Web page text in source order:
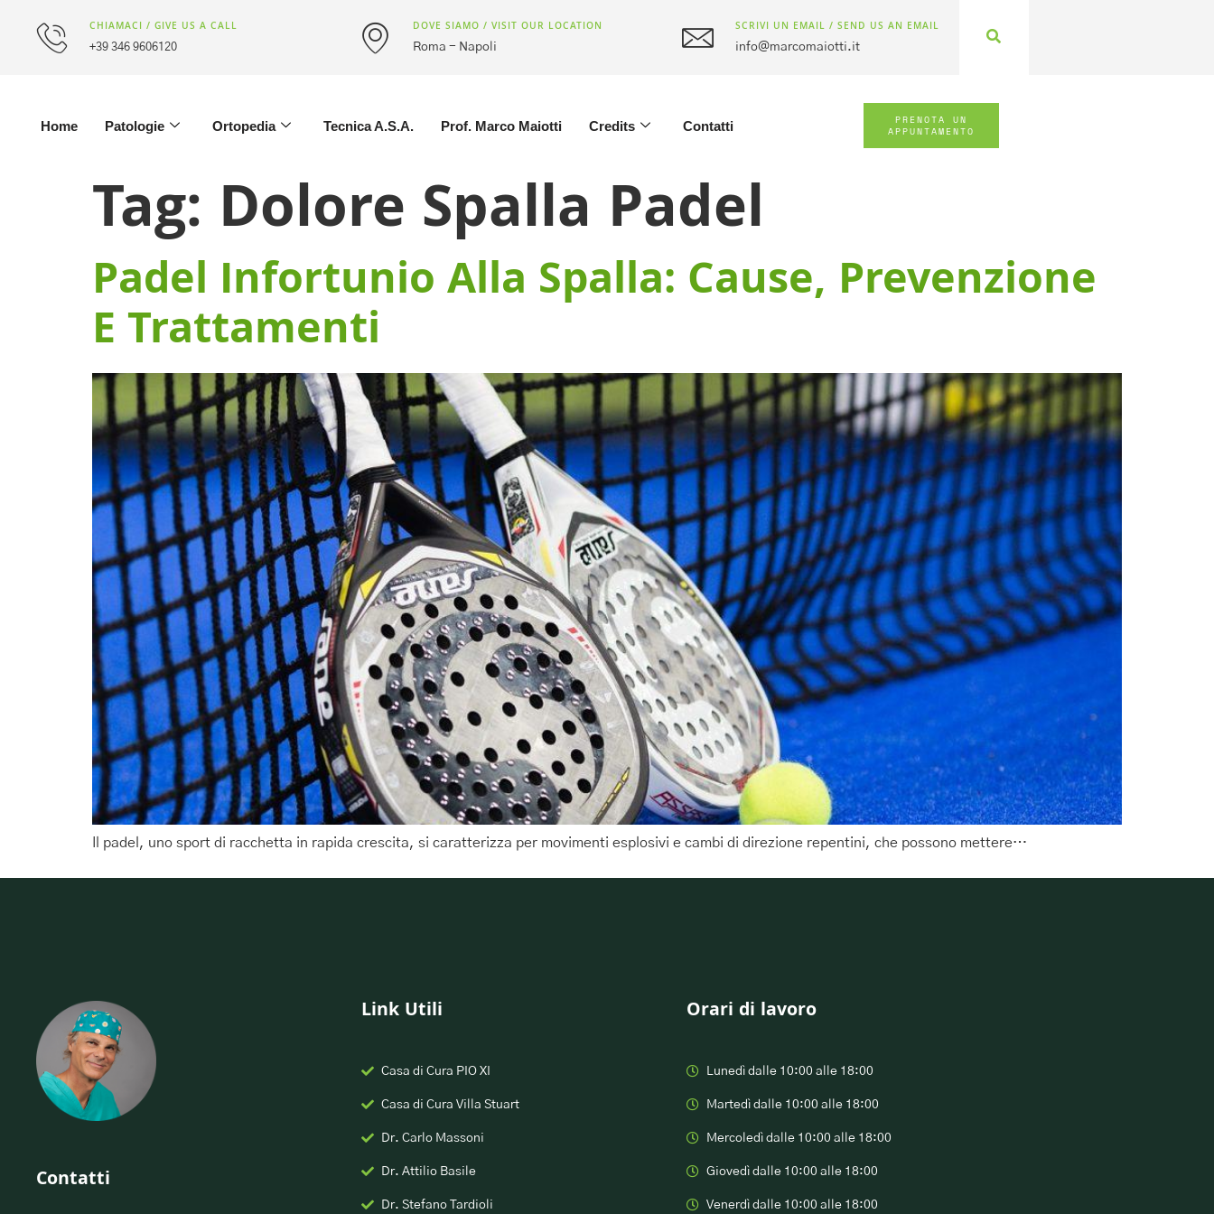
CHIAMACI / GIVE US A CALL
+39 346 9606120
DOVE SIAMO / VISIT OUR LOCATION
Roma - Napoli
SCRIVI UN EMAIL / SEND US AN EMAIL
info@marcomaiotti.it
Home Patologie Ortopedia Tecnica A.S.A. Prof. Marco Maiotti Credits Contatti
PRENOTA UN
APPUNTAMENTO
Tag: Dolore Spalla Padel
Padel Infortunio Alla Spalla: Cause, Prevenzione
E Trattamenti
Il padel, uno sport di racchetta in rapida crescita, si caratterizza per movimenti esplosivi e cambi di direzione repentini, che possono mettere…
Contatti
Link Utili
Casa di Cura PIO XI
Casa di Cura Villa Stuart
Dr. Carlo Massoni
Dr. Attilio Basile
Dr. Stefano Tardioli
Orari di lavoro
Lunedì dalle 10:00 alle 18:00
Martedì dalle 10:00 alle 18:00
Mercoledì dalle 10:00 alle 18:00
Giovedì dalle 10:00 alle 18:00
Venerdì dalle 10:00 alle 18:00